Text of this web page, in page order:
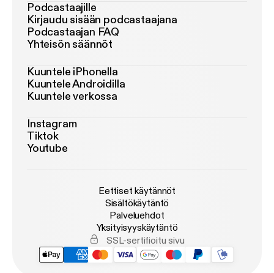
Podcastaajille
Kirjaudu sisään podcastaajana
Podcastaajan FAQ
Yhteisön säännöt
Kuuntele iPhonella
Kuuntele Androidilla
Kuuntele verkossa
Instagram
Tiktok
Youtube
Eettiset käytännöt
Sisältökäytäntö
Palveluehdot
Yksityisyyskäytäntö
SSL-sertifioitu sivu